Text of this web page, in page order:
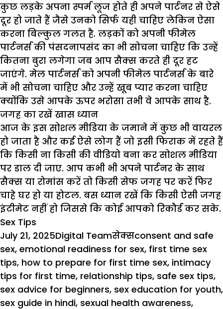
कुछ लड़के अपना स्पर्म लूज होते ही अपने पार्टनर से ऐसे
दूर हो जाते हैं जैसे उनको सिर्फ यही चाहिए लेकिन ऐसा
करना बिल्कुल गलत है. लड़कों को अपनी फीमेल
पार्टनर्स की पंसदनापसंद का भी सोचना चाहिए कि उन्हें
कितना बुरा लगेगा जब आप सैक्स करते ही दूर हट
जाएंगे. मेल पार्टनर्स को अपनी फीमेल पार्टनर्स के बारे
में भी सोचना चाहिए और उन्हें खूब प्यार करना चाहिए
क्योंकि उसे आपके ऊपर भरोसा तभी वे आपके साथ है.
जगह का रखें खास ध्यान
आज के इस सोशल मीडिया के जमाने में कुछ भी वायरल
हो जाता है और कई ऐसे लोग हैं जो इसी फिराक में रहते हैं
कि किसी ना किसी की वीडियो बना कर सोशल मीडिया
पर डाल दी जाए. आप कभी भी अपने पार्टनर के साथ
सैक्स या रोमांस करें तो किसी सेफ जगह पर करें फिर
चाहे घर हो या होटल. बस ध्यान रखें कि किसी ऐसी जगह
इंटीमेट नहीं हो जिससे कि कोई आपको रिकौर्ड कर सके.
Sex Tips
Posted
on
July 21, 2025Author
Digital TeamCategories
सेक्सTags
consent and safe
sex, emotional readiness for sex, first time sex
tips, how to prepare for first time sex, intimacy
tips for first time, relationship tips, safe sex tips,
sex advice for beginners, sex education for youth,
sex guide in hindi, sexual health awareness,